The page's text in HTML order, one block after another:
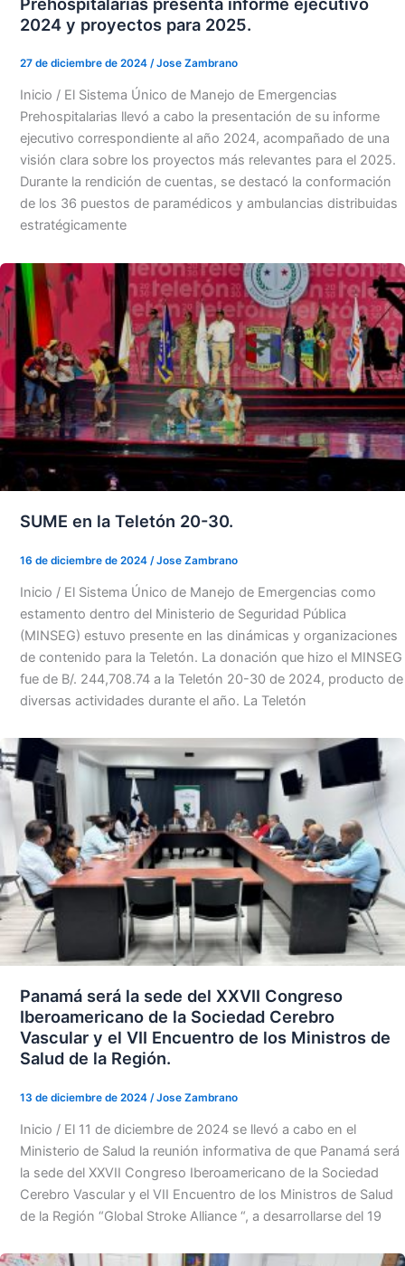
2024 y proyectos para 2025.
27 de diciembre de 2024 /Jose Zambrano
Inicio / El Sistema Único de Manejo de Emergencias
Prehospitalarias llevó a cabo la presentación de su informe
ejecutivo correspondiente al año 2024, acompañado de una
visión clara sobre los proyectos más relevantes para el 2025.
Durante la rendición de cuentas, se destacó la conformación
de los 36 puestos de paramédicos y ambulancias distribuidas
estratégicamente
SUME en la Teletón 20-30.
16 de diciembre de 2024 /Jose Zambrano
Inicio / El Sistema Único de Manejo de Emergencias como
estamento dentro del Ministerio de Seguridad Pública
(MINSEG) estuvo presente en las dinámicas y organizaciones
de contenido para la Teletón. La donación que hizo el MINSEG
fue de B/. 244,708.74 a la Teletón 20-30 de 2024, producto de
diversas actividades durante el año. La Teletón
Panamá será la sede del XXVII Congreso
Iberoamericano de la Sociedad Cerebro
Vascular y el VII Encuentro de los Ministros de
Salud de la Región.
13 de diciembre de 2024 /Jose Zambrano
Inicio / El 11 de diciembre de 2024 se llevó a cabo en el
Ministerio de Salud la reunión informativa de que Panamá será
la sede del XXVII Congreso Iberoamericano de la Sociedad
Cerebro Vascular y el VII Encuentro de los Ministros de Salud
de la Región “Global Stroke Alliance “, a desarrollarse del 19